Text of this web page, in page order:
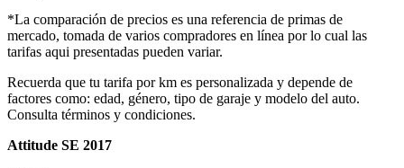
*La comparación de precios es una referencia de primas de
mercado, tomada de varios compradores en línea por lo cual las
tarifas aqui presentadas pueden variar.
Recuerda que tu tarifa por km es personalizada y depende de
factores como: edad, género, tipo de garaje y modelo del auto.
Consulta términos y condiciones.
Attitude SE 2017